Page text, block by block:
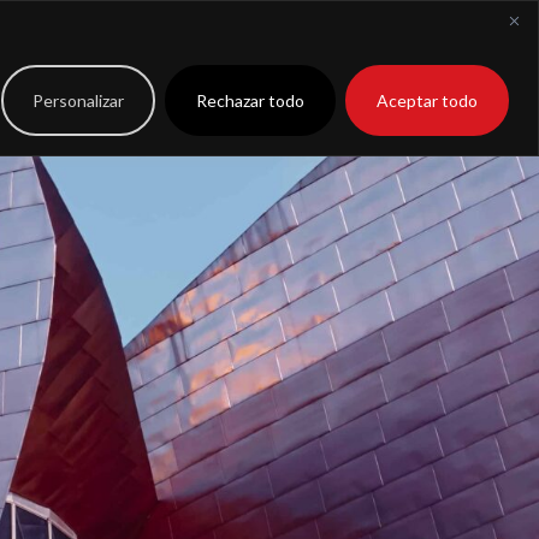
Personalizar Rechazar todo Aceptar todo